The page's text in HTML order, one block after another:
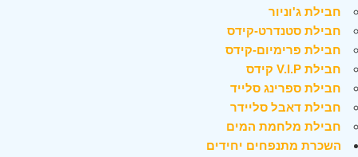
חבילת ג'וניור
חבילת סטנדרט-קידס
חבילת פרימיום-קידס
חבילת V.I.P קידס
חבילת ספרינג סלייד
חבילת דאבל סליידר
חבילת מלחמת המים
השכרת מתנפחים יחידים